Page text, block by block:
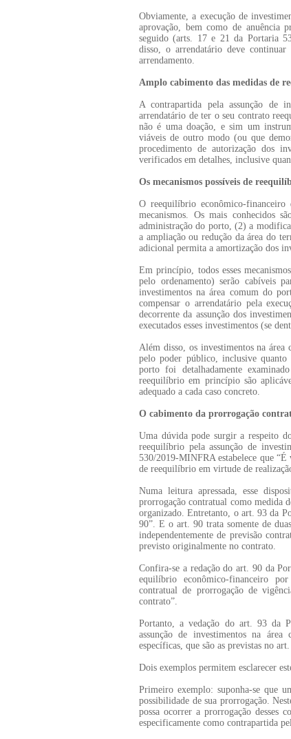
Obviamente, a execução de
aprovação, bem como de anuência
seguido (arts. 17 e 21 da Portaria
disso, o arrendatário deve
arrendamento.
Amplo cabimento das medidas de
A contrapartida pela assunção de
arrendatário de ter o seu contrato
não é uma doação, e sim um
viáveis de outro modo (ou que
procedimento de autorização dos
verificados em detalhes, inclusive
Os mecanismos possíveis de
O reequilíbrio econômico-financeiro
mecanismos. Os mais conhecidos
administração do porto, (2) a
a ampliação ou redução da área do
adicional permita a amortização dos
Em princípio, todos esses
pelo ordenamento) serão cabíveis
investimentos na área comum do
compensar o arrendatário pela
decorrente da assunção dos
executados esses investimentos (se
Além disso, os investimentos na área
pelo poder público, inclusive
porto foi detalhadamente
reequilíbrio em princípio são
adequado a cada caso concreto.
O cabimento da prorrogação
Uma dúvida pode surgir a respeito
reequilíbrio pela assunção de
530/2019-MINFRA estabelece que
de reequilíbrio em virtude de
Numa leitura apressada, esse
prorrogação contratual como medida
organizado. Entretanto, o art. 93 da
90”. E o art. 90 trata somente de
independentemente de previsão
previsto originalmente no contrato.
Confira-se a redação do art. 90 da
equilíbrio econômico-financeiro
contratual de prorrogação de
contrato”.
Portanto, a vedação do art. 93 da
assunção de investimentos na
específicas, que são as previstas no
Dois exemplos permitem esclarecer
Primeiro exemplo: suponha-se que
possibilidade de sua prorrogação.
possa ocorrer a prorrogação desses
especificamente como contrapartida